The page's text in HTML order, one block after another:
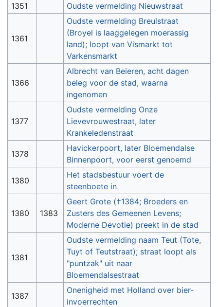
1351
Oudste vermelding Nieuwstraat
1361
Oudste vermelding Breulstraat
(Broyel is laaggelegen moerassig
land); loopt van Vismarkt tot
Varkensmarkt
1366
Albrecht van Beieren, acht dagen
beleg voor de stad, waarna
ingenomen
1377
Oudste vermelding Onze
Lievevrouwestraat, later
Krankeledenstraat
1378
Havickerpoort, later Bloemendalse
Binnenpoort, voor eerst genoemd
1380
Het stadsbestuur voert de
steenboete in
1380 1383
Geert Grote (†1384; Broeders en
Zusters des Gemeenen Levens;
Moderne Devotie) preekt in de stad
1381
Oudste vermelding naam Teut (Tote,
Tuyt of Teutstraat); straat loopt als
"puntzak" uit naar
Bloemendalsestraat
1387
Onenigheid met Holland over bier-
invoerrechten